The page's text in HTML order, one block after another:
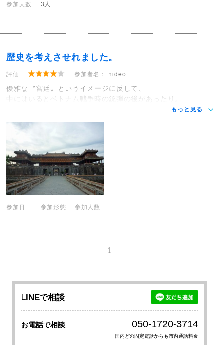
参加人数
3人
歴史を考えさせれました。
評価： 参加者名： hideo
優雅な〝宮廷〟というイメージに反して、
中にはいるとベトナム戦争時の銃弾の後があったり。
もっと見る
参加日 参加形態 参加人数
1
LINEで相談
お電話で相談 050-1720-3714
国内どの固定電話からも市内通話料金